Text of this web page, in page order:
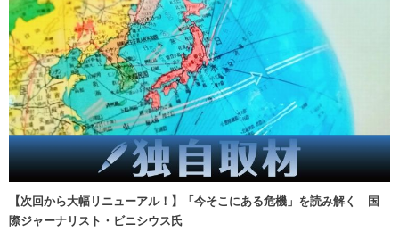
【次回から大幅リニューアル！】「今そこにある危機」を読み解く 国
際ジャーナリスト・ビニシウス氏